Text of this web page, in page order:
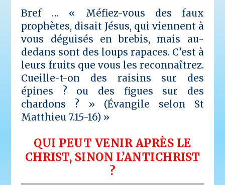
Bref … « Méfiez-vous des faux
prophètes, disait Jésus, qui viennent à
vous déguisés en brebis, mais au-
dedans sont des loups rapaces. C’est à
leurs fruits que vous les reconnaîtrez.
Cueille-t-on des raisins sur des
épines ? ou des figues sur des
chardons ? » (Évangile selon St
Matthieu 7.15-16) »
QUI PEUT VENIR APRÈS LE
CHRIST, SINON L’ANTICHRIST
?